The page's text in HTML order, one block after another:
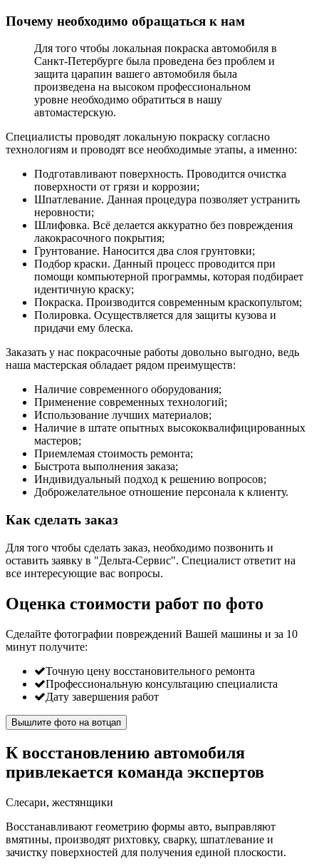
Почему необходимо обращаться к нам
Для того чтобы локальная покраска автомобиля в
Санкт-Петербурге была проведена без проблем и
защита царапин вашего автомобиля была
произведена на высоком профессиональном
уровне необходимо обратиться в нашу
автомастерскую.
Специалисты проводят локальную покраску согласно
технологиям и проводят все необходимые этапы, а именно:
Подготавливают поверхность. Проводится очистка
поверхности от грязи и коррозии;
Шпатлевание. Данная процедура позволяет устранить
неровности;
Шлифовка. Всё делается аккуратно без повреждения
лакокрасочного покрытия;
Грунтование. Наносится два слоя грунтовки;
Подбор краски. Данный процесс проводится при
помощи компьютерной программы, которая подбирает
идентичную краску;
Покраска. Производится современным краскопультом;
Полировка. Осуществляется для защиты кузова и
придачи ему блеска.
Заказать у нас покрасочные работы довольно выгодно, ведь
наша мастерская обладает рядом преимуществ:
Наличие современного оборудования;
Применение современных технологий;
Использование лучших материалов;
Наличие в штате опытных высококвалифицированных
мастеров;
Приемлемая стоимость ремонта;
Быстрота выполнения заказа;
Индивидуальный подход к решению вопросов;
Доброжелательное отношение персонала к клиенту.
Как сделать заказ
Для того чтобы сделать заказ, необходимо позвонить и
оставить заявку в "Дельта-Сервис". Специалист ответит на
все интересующие вас вопросы.
Оценка стоимости работ по фото
Сделайте фотографии повреждений Вашей машины и за 10
минут получите:
Точную цену восстановительного ремонта
Профессиональную консультацию специалиста
Дату завершения работ
Вышлите фото на вотцап
К восстановлению автомобиля
привлекается команда экспертов
Слесари, жестянщики
Восстанавливают геометрию формы авто, выправляют
вмятины, производят рихтовку, сварку, шпатлевание и
зачистку поверхностей для получения единой плоскости.